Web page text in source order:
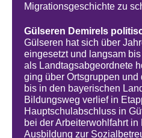
Migrationsgeschichte zu
Gülseren Demirels
Gülseren hat sich über
eingesetzt und langsam
als Landtagsabgeordnete
ging über Ortsgruppen
bis in den bayerischen
Bildungsweg verlief in
Hauptschulabschluss in
bei der Arbeiterwohlfahrt in
Ausbildung zur